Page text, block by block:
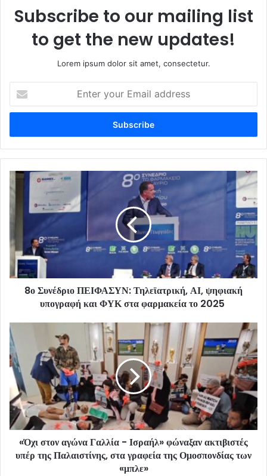
Subscribe to our mailing list
to get the new updates!
Lorem ipsum dolor sit amet, consectetur.
your
Email
8ο Συνέδριο ΠΕΙΦΑΣΥΝ: Τηλεϊατρική, ΑΙ, ψηφιακή
υπογραφή και ΦΥΚ στα φαρμακεία το 2025
«Όχι στον αγώνα Γαλλία - Ισραήλ» φώναξαν ακτιβιστές
υπέρ της Παλαιστίνης, στα γραφεία της Ομοσπονδίας των
«μπλε»